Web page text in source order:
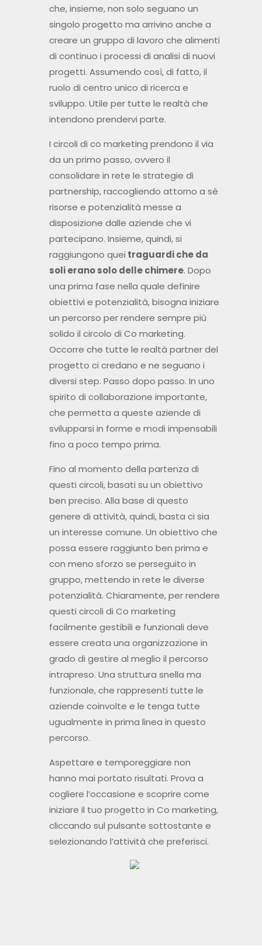
che, insieme, non solo seguano un
singolo progetto ma arrivino anche a
creare un gruppo di lavoro che alimenti
di continuo i processi di analisi di nuovi
progetti. Assumendo così, di fatto, il
ruolo di centro unico di ricerca e
sviluppo. Utile per tutte le realtà che
intendono prendervi parte.
I circoli di co marketing prendono il via
da un primo passo, ovvero il
consolidare in rete le strategie di
partnership, raccogliendo attorno a sé
risorse e potenzialità messe a
disposizione dalle aziende che vi
partecipano. Insieme, quindi, si
raggiungono quei traguardi che da
soli erano solo delle chimere. Dopo
una prima fase nella quale definire
obiettivi e potenzialità, bisogna iniziare
un percorso per rendere sempre più
solido il circolo di Co marketing.
Occorre che tutte le realtà partner del
progetto ci credano e ne seguano i
diversi step. Passo dopo passo. In uno
spirito di collaborazione importante,
che permetta a queste aziende di
svilupparsi in forme e modi impensabili
fino a poco tempo prima.
Fino al momento della partenza di
questi circoli, basati su un obiettivo
ben preciso. Alla base di questo
genere di attività, quindi, basta ci sia
un interesse comune. Un obiettivo che
possa essere raggiunto ben prima e
con meno sforzo se perseguito in
gruppo, mettendo in rete le diverse
potenzialità. Chiaramente, per rendere
questi circoli di Co marketing
facilmente gestibili e funzionali deve
essere creata una organizzazione in
grado di gestire al meglio il percorso
intrapreso. Una struttura snella ma
funzionale, che rappresenti tutte le
aziende coinvolte e le tenga tutte
ugualmente in prima linea in questo
percorso.
Aspettare e temporeggiare non
hanno mai portato risultati. Prova a
cogliere l’occasione e scoprire come
iniziare il tuo progetto in Co marketing,
cliccando sul pulsante sottostante e
selezionando l’attività che preferisci.